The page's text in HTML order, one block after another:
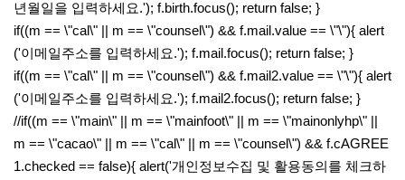
년월일을 입력하세요.'); f.birth.focus(); return false; }
if((m == \"cal\" || m == \"counsel\") && f.mail.value == \"\"){ alert
('이메일주소를 입력하세요.'); f.mail.focus(); return false; }
if((m == \"cal\" || m == \"counsel\") && f.mail2.value == \"\"){ alert
('이메일주소를 입력하세요.'); f.mail2.focus(); return false; }
//if((m == \"main\" || m == \"mainfoot\" || m == \"mainonlyhp\" ||
m == \"cacao\" || m == \"cal\" || m == \"counsel\") && f.cAGREE
1.checked == false){ alert('개인정보수집 및 활용동의를 체크하